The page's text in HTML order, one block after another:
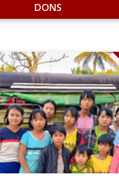
DONS